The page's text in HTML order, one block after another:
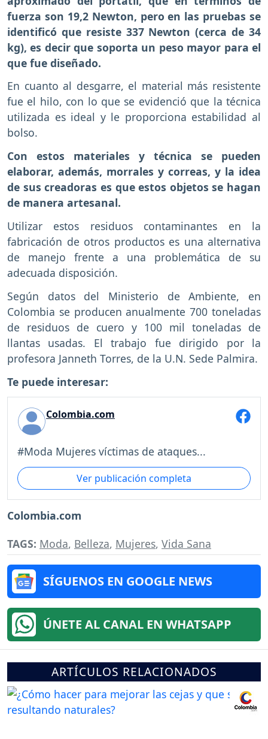
fuerza son 19,2 Newton, pero en las pruebas se
identificó que resiste 337 Newton (cerca de 34
kg), es decir que soporta un peso mayor para el
que fue diseñado.
En cuanto al desgarre, el material más resistente
fue el hilo, con lo que se evidenció que la técnica
utilizada es ideal y le proporciona estabilidad al
bolso.
Con estos materiales y técnica se pueden
elaborar, además, morrales y correas, y la idea
de sus creadoras es que estos objetos se hagan
de manera artesanal.
Utilizar estos residuos contaminantes en la
fabricación de otros productos es una alternativa
de manejo frente a una problemática de su
adecuada disposición.
Según datos del Ministerio de Ambiente, en
Colombia se producen anualmente 700 toneladas
de residuos de cuero y 100 mil toneladas de
llantas usadas. El trabajo fue dirigido por la
profesora Janneth Torres, de la U.N. Sede Palmira.
Te puede interesar:
Colombia.com
#Moda Mujeres víctimas de ataques...
Ver publicación completa
Colombia.com
TAGS: Moda, Belleza, Mujeres, Vida Sana
SÍGUENOS EN GOOGLE NEWS
ÚNETE AL CANAL EN WHATSAPP
ARTÍCULOS RELACIONADOS